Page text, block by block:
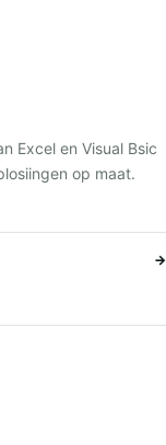
Excel en Visual Bsic
op maat.
→